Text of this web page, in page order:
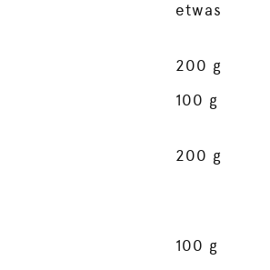
etwas
200 g
100 g
200 g
100 g